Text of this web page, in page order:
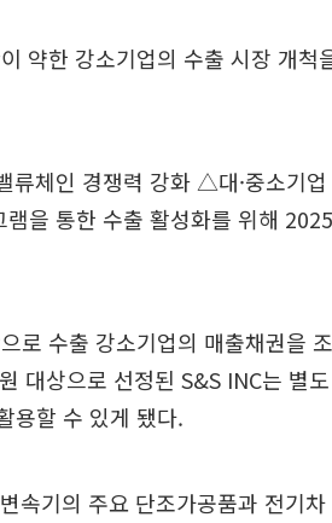
약한 강소기업의 수출 시장 개척
체인 경쟁력 강화 △대·중소기업
을 통한 수출 활성화를 위해 2025
로 수출 강소기업의 매출채권을 조
대상으로 선정된 S&S INC는 별도
용할 수 있게 됐다.
속기의 주요 단조가공품과 전기차